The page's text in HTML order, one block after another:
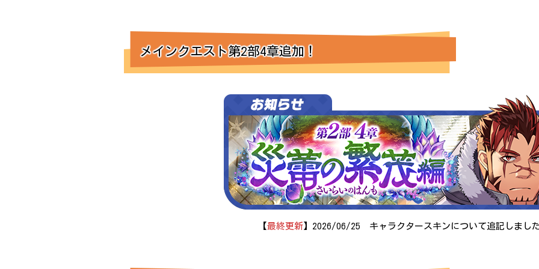
メインクエスト第2部4章追加！
【最終更新】2026/06/25 キャラクタースキンについて追記しまし